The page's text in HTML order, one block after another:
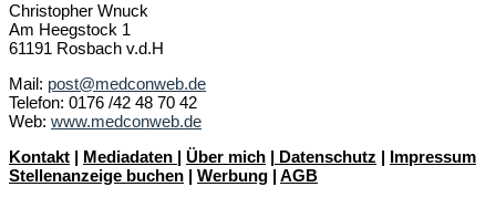
Christopher Wnuck
Am Heegstock 1
61191 Rosbach v.d.H
Mail: post@medconweb.de
Telefon: 0176 /42 48 70 42
Web: www.medconweb.de
Kontakt | Mediadaten | Über mich | Datenschutz | Impressum
Stellenanzeige buchen | Werbung | AGB